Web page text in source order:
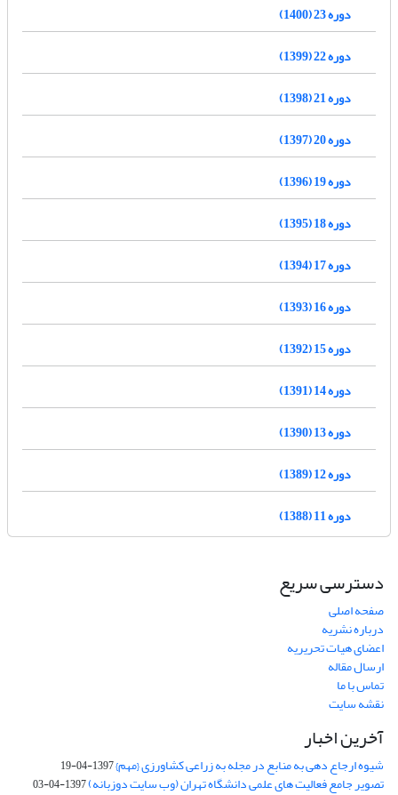
دوره 23 (1400)
دوره 22 (1399)
دوره 21 (1398)
دوره 20 (1397)
دوره 19 (1396)
دوره 18 (1395)
دوره 17 (1394)
دوره 16 (1393)
دوره 15 (1392)
دوره 14 (1391)
دوره 13 (1390)
دوره 12 (1389)
دوره 11 (1388)
دسترسی سریع
صفحه اصلی
درباره نشریه
اعضای هیات تحریریه
ارسال مقاله
تماس با ما
نقشه سایت
آخرین اخبار
شیوه ارجاع دهی به منابع در مجله به زراعی کشاورزی {مهم}1397-04-19
تصویر جامع فعالیت های علمی دانشگاه تهران (وب سایت دوزبانه)1397-04-03